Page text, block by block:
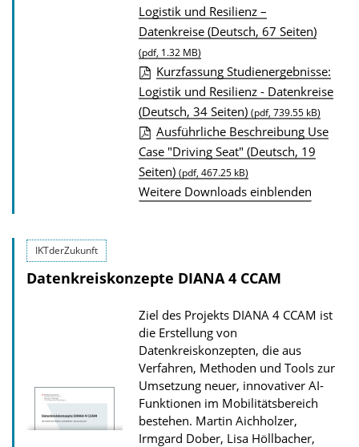
D
o
w
n
l
o
a
d
s
P
b
l
i
k
a
t
Logistik und Resilienz –
Datenkreise (Deutsch, 67 Seiten)
(pdf, 1.32 MB)
Kurzfassung Studienergebnisse:
Logistik und Resilienz - Datenkreise
(Deutsch, 34 Seiten) (pdf, 739.55 kB)
Ausführliche Beschreibung Use
Case "Driving Seat" (Deutsch, 19
Seiten) (pdf, 467.25 kB)
Weitere Downloads einblenden
IKTderZukunft
Datenkreiskonzepte DIANA 4 CCAM
Ziel des Projekts DIANA 4 CCAM ist
die Erstellung von
Datenkreiskonzepten, die aus
Verfahren, Methoden und Tools zur
Umsetzung neuer, innovativer AI-
Funktionen im Mobilitätsbereich
bestehen. Martin Aichholzer,
Irmgard Dober, Lisa Höllbacher,